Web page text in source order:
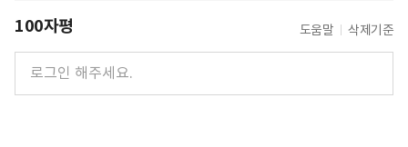
100자평 도움말 삭제기준